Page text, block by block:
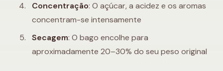
Concentração: O açúcar, a acidez e os aromas
concentram-se intensamente
Secagem: O bago encolhe para
aproximadamente 20–30% do seu peso original